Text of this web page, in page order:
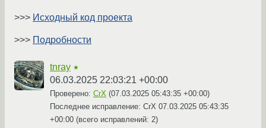
>>> Исходный код проекта
>>> Подробности
tnray ★
06.03.2025 22:03:21 +00:00
Проверено: CrX (07.03.2025 05:43:35 +00:00)
Последнее исправление: CrX 07.03.2025 05:43:35
+00:00 (всего исправлений: 2)